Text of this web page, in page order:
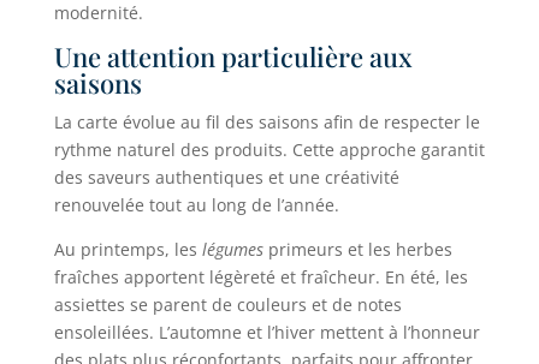
modernité.
Une attention particulière aux
saisons
La carte évolue au fil des saisons afin de respecter le
rythme naturel des produits. Cette approche garantit
des saveurs authentiques et une créativité
renouvelée tout au long de l’année.
Au printemps, les légumesprimeurs et les herbes
fraîches apportent légèreté et fraîcheur. En été, les
assiettes se parent de couleurs et de notes
ensoleillées. L’automne et l’hiver mettent à l’honneur